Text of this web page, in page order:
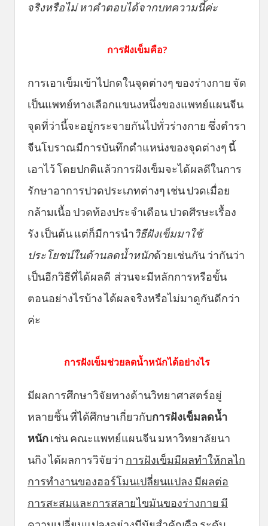
จริงหรือไม่ หาคำตอบได้จากบทความนี้ค่ะ
การฝังเข็มคือ?
การเอาเข็มเข้าไปกดในจุดต่างๆ ของร่างกาย จัด
เป็นแพทย์ทางเลือกแขนงหนึ่งของแพทย์แผนจีน
จุดที่ว่านี้จะอยู่กระจายกันไปทั่วร่างกาย ซึ่งตำรา
จีนโบราณมีการบันทึกตำแหน่งของจุดต่างๆ นี้
เอาไว้ โดยปกติแล้วการฝังเข็มจะได้ผลดีในการ
รักษาอาการปวดประเภทต่างๆ เช่น ปวดเมื่อย
กล้ามเนื้อ ปวดท้องประจำเดือน ปวดศีรษะเรื้อง
รัง เป็นต้น แต่ก็มีการนำวิธีฝังเข็มมาใช้
ประโยชน์ในด้านลดน้ำหนักด้วยเช่นกัน ว่ากันว่า
เป็นอีกวิธีที่ได้ผลดี ส่วนจะมีหลักการหรือขั้น
ตอนอย่างไรบ้าง ได้ผลจริงหรือไม่มาดูกันดีกว่า
ค่ะ
การฝังเข็มช่วยลดน้ำหนักได้อย่างไร
มีผลการศึกษาวิจัยทางด้านวิทยาศาสตร์อยู่
หลายชิ้น ที่ได้ศึกษาเกี่ยวกับการฝังเข็มลดน้ำ
หนักเช่น คณะแพทย์แผนจีน มหาวิทยาลัยนา
นกิง ได้ผลการวิจัยว่า การฝังเข็มมีผลทำให้กลไก
การทำงานของฮอร์โมนเปลี่ยนแปลง มีผลต่อ
การสะสมและการสลายไขมันของร่างกาย มี